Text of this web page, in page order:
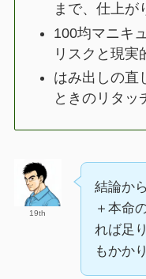
まで、仕上が
100均マニキ
リスクと現実
はみ出しの直
ときのリタッ
19th
結論か
＋本命
れば足
もかか